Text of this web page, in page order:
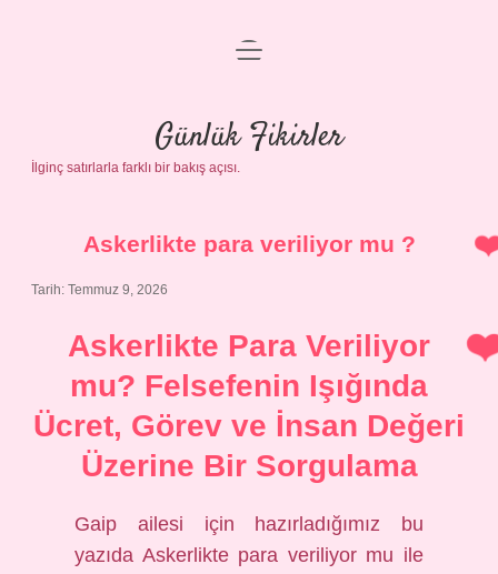
Anasayfa
Gizlilik Politikası
Yasal Uyarı
menüyü
Günlük Fikirler
İlginç satırlarla farklı bir bakış açısı.
Askerlikte para veriliyor mu ?
Tarih: Temmuz 9, 2026
Askerlikte Para Veriliyor
mu? Felsefenin Işığında
Ücret, Görev ve İnsan Değeri
Üzerine Bir Sorgulama
Gaip ailesi için hazırladığımız bu
yazıda Askerlikte para veriliyor mu ile